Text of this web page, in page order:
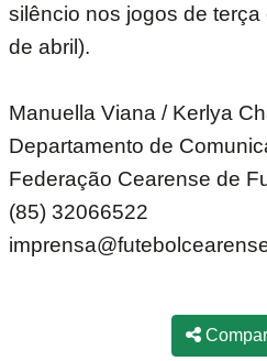
silêncio nos jogos de
de abril).
Manuella Viana / Kerlya
Departamento de
Federação Cearense de
(85) 32066522